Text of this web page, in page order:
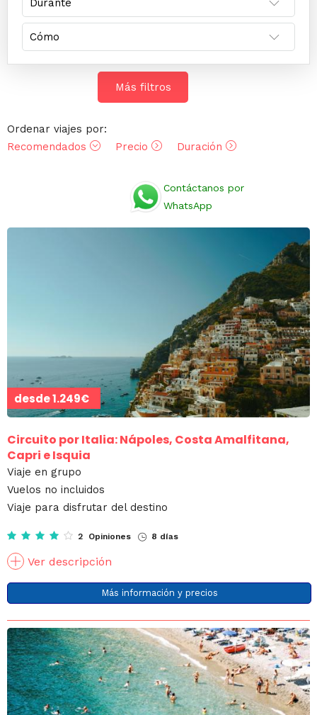
Más filtros
Ordenar viajes por:
Recomendados
Precio Duración
Contáctanos por
WhatsApp
desde1.249€
Circuito por Italia: Nápoles, Costa Amalfitana,
Capri e Isquia
Viaje en grupo
Vuelos no incluidos
Viaje para disfrutar del destino
2 Opiniones 8 días
Ver descripción
Más información y precios